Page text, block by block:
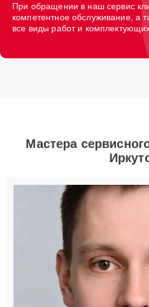
При обращении в наш сервис
компетентное обслуживание, а
все виды работ и
Мастера